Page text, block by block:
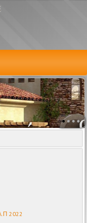
2022